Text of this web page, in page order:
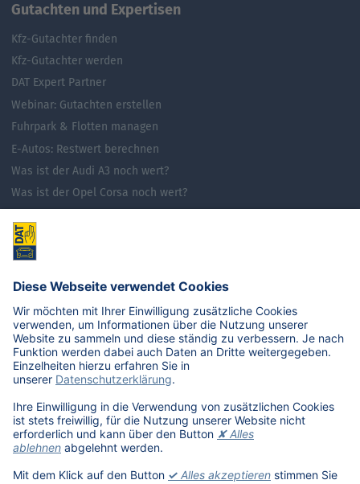
Gutachten und Expertisen
Kfz-Gutachter finden
Kfz-Gutachter werden
DAT Expert Partner
Webinar: Gutachten erstellen
Fuhrpark & Flotten managen
E-Autos: Restwert berechnen
Was ist der Audi A3 noch wert?
Was ist der Opel Corsa noch wert?
Was ist der VW Golf noch wert?
E-Mobilität in Deutschland
Karriere
Übersicht
Stellenangebote
Benefits
DAT als Arbeitgeber
Schüler, Absolventen, Studenten
#getDATjob